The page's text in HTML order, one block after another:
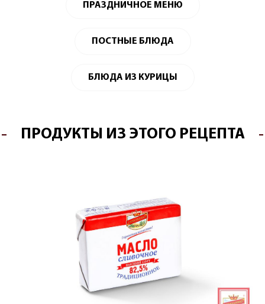
ПРАЗДНИЧНОЕ МЕНЮ
ПОСТНЫЕ БЛЮДА
БЛЮДА ИЗ КУРИЦЫ
ПРОДУКТЫ ИЗ ЭТОГО РЕЦЕПТА